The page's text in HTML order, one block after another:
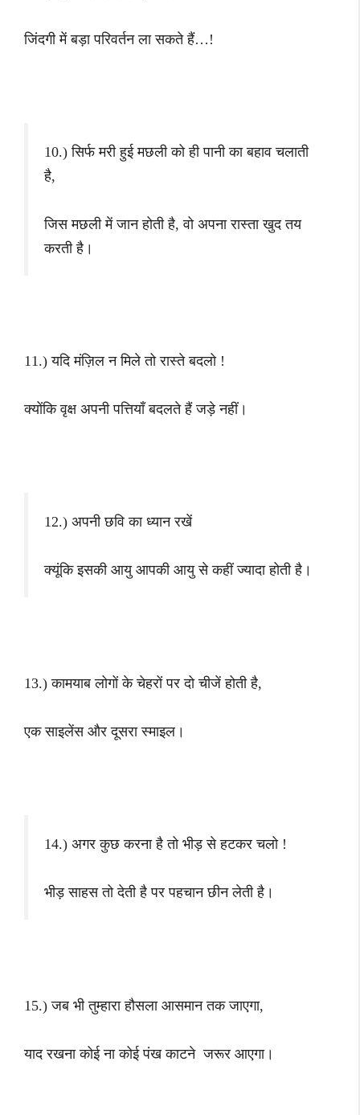
जिंदगी में बड़ा परिवर्तन ला सकते हैं…!
10.) सिर्फ मरी हुई मछली को ही पानी का बहाव चलाती
है,
जिस मछली में जान होती है, वो अपना रास्ता खुद तय
करती है।
11.) यदि मंज़िल न मिले तो रास्ते बदलो !
क्योंकि वृक्ष अपनी पत्तियाँ बदलते हैं जड़े नहीं।
12.) अपनी छवि का ध्यान रखें
क्यूंकि इसकी आयु आपकी आयु से कहीं ज्यादा होती है।
13.) कामयाब लोगों के चेहरों पर दो चीजें होती है,
एक साइलेंस और दूसरा स्माइल।
14.) अगर कुछ करना है तो भीड़ से हटकर चलो !
भीड़ साहस तो देती है पर पहचान छीन लेती है।
15.) जब भी तुम्हारा हौसला आसमान तक जाएगा,
याद रखना कोई ना कोई पंख काटने जरूर आएगा।